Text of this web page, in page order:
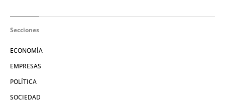
Secciones
ECONOMÍA
EMPRESAS
POLÍTICA
SOCIEDAD